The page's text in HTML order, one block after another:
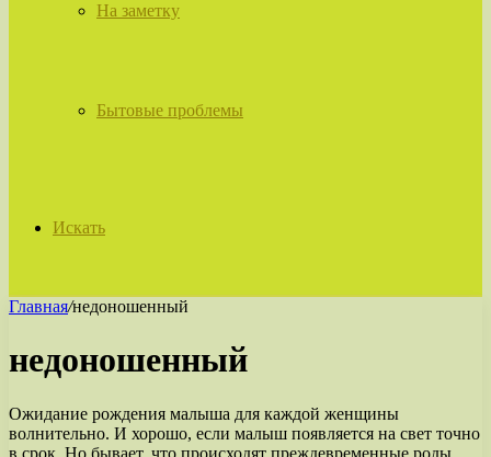
На заметку
Бытовые проблемы
Искать
Главная/недоношенный
недоношенный
Ожидание рождения малыша для каждой женщины
волнительно. И хорошо, если малыш появляется на свет точно
в срок. Но бывает, что происходят преждевременные роды.